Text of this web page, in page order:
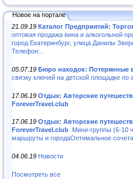
Новое на портале
21.09.19 Каталог Предприятий:
оптовая продажа вина и алкогольной
город Екатеринбург, улица Данилы
Телефон:..
05.07.19 Бюро находок: Потерянные
связку ключей на детской площадке по
17.06.19 Отдых: Авторские
ForeverTravel.club
17.06.19 Отдых: Авторские
ForeverTravel.club .Мини-группы (6-10
маршруты и городаОптимальное
04.06.19 Новости
Посмотреть все